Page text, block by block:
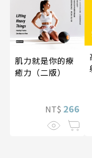
肌力就是你的療
癒力（二版）
NT$ 266